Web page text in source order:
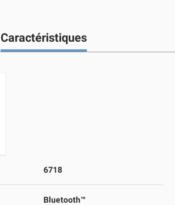
Caractéristiques
6718
Bluetooth™